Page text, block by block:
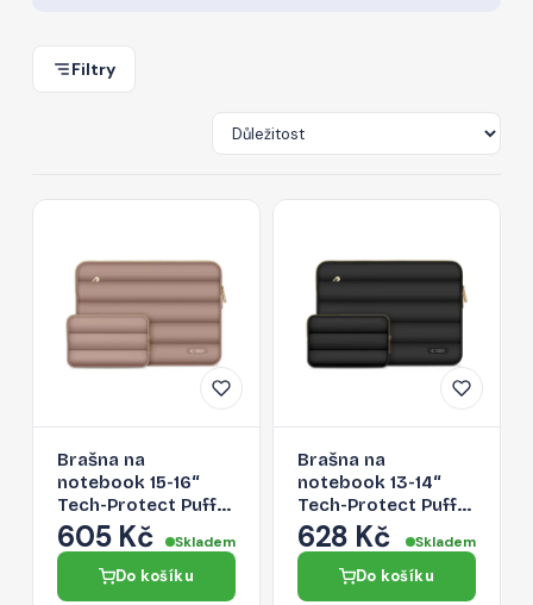
Filtry
Brašna na
notebook 15-16“
Tech-Protect Puffy
- hnědá
605 Kč Skladem
Do košíku
Brašna na
notebook 13-14“
Tech-Protect Puffy
- černá
628 Kč Skladem
Do košíku